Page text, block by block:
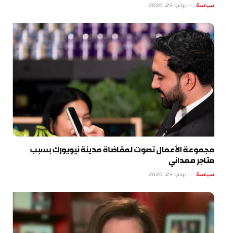
سياسة يوليو 29, 2026
مجموعة الأعمال تصوت لمقاضاة مدينة نيويورك بسبب
متاجر ممداني
سياسة يوليو 29, 2026